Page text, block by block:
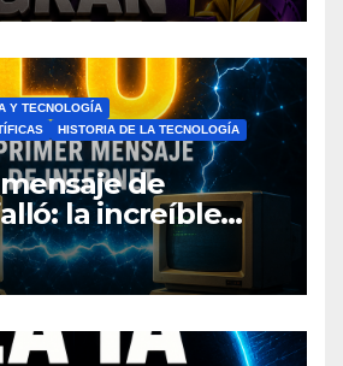
Y TECNOLOGÍA
HISTORIA DE LA TECNOLOGÍA
de
la increíble
que
mundo